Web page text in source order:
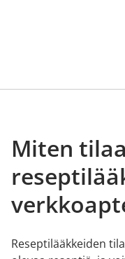
Miten
Reseptilääkkeiden